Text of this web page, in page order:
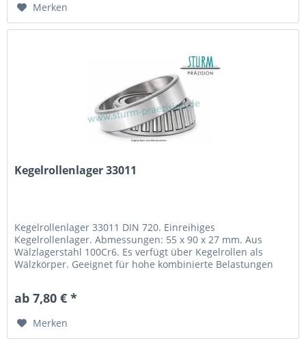
Merken
Kegelrollenlager 33011
Kegelrollenlager 33011 DIN 720. Einreihiges
Kegelrollenlager. Abmessungen: 55 x 90 x 27 mm. Aus
Wälzlagerstahl 100Cr6. Es verfügt über Kegelrollen als
Wälzkörper. Geeignet für hohe kombinierte Belastungen
ab 7,80 € *
Merken